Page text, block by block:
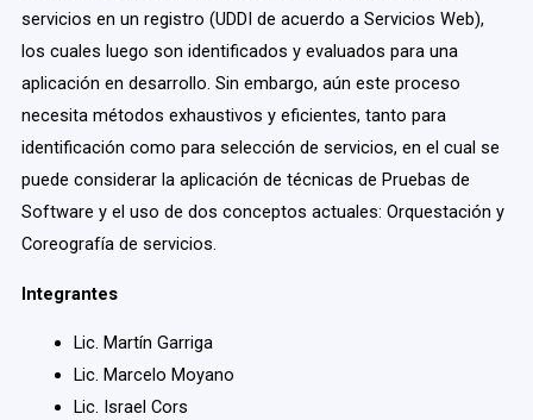
servicios en un registro (UDDI de acuerdo a Servicios Web),
los cuales luego son identificados y evaluados para una
aplicación en desarrollo. Sin embargo, aún este proceso
necesita métodos exhaustivos y eficientes, tanto para
identificación como para selección de servicios, en el cual se
puede considerar la aplicación de técnicas de Pruebas de
Software y el uso de dos conceptos actuales: Orquestación y
Coreografía de servicios.
Integrantes
Lic. Martín Garriga
Lic. Marcelo Moyano
Lic. Israel Cors